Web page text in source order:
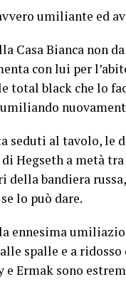
umiliante ed
Casa Bianca non
con lui per
total black che lo
seduti al tavolo, le
Hegseth a metà
della bandiera
lo può dare.
ennesima
spalle e a
e Ermak sono